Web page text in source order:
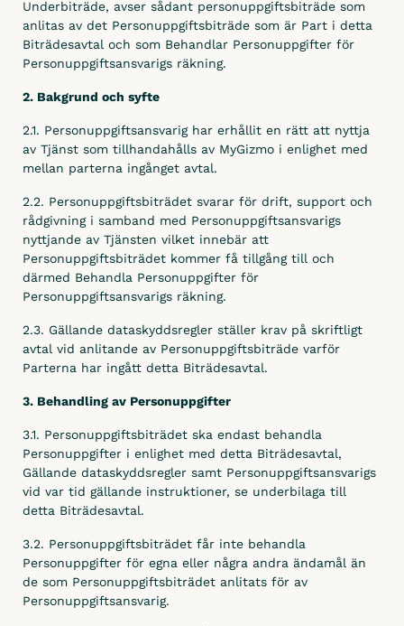
Underbiträde, avser sådant personuppgiftsbiträde som
anlitas av det Personuppgiftsbiträde som är Part i detta
Biträdesavtal och som Behandlar Personuppgifter för
Personuppgiftsansvarigs räkning.
2. Bakgrund och syfte
2.1. Personuppgiftsansvarig har erhållit en rätt att nyttja
av Tjänst som tillhandahålls av MyGizmo i enlighet med
mellan parterna ingånget avtal.
2.2. Personuppgiftsbiträdet svarar för drift, support och
rådgivning i samband med Personuppgiftsansvarigs
nyttjande av Tjänsten vilket innebär att
Personuppgiftsbiträdet kommer få tillgång till och
därmed Behandla Personuppgifter för
Personuppgiftsansvarigs räkning.
2.3. Gällande dataskyddsregler ställer krav på skriftligt
avtal vid anlitande av Personuppgiftsbiträde varför
Parterna har ingått detta Biträdesavtal.
3. Behandling av Personuppgifter
3.1. Personuppgiftsbiträdet ska endast behandla
Personuppgifter i enlighet med detta Biträdesavtal,
Gällande dataskyddsregler samt Personuppgiftsansvarigs
vid var tid gällande instruktioner, se underbilaga till
detta Biträdesavtal.
3.2. Personuppgiftsbiträdet får inte behandla
Personuppgifter för egna eller några andra ändamål än
de som Personuppgiftsbiträdet anlitats för av
Personuppgiftsansvarig.